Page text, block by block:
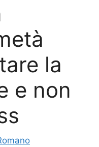
la
e non